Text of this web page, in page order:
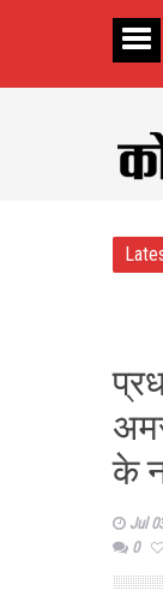
अभियान का आगाज,
के
Jul
0